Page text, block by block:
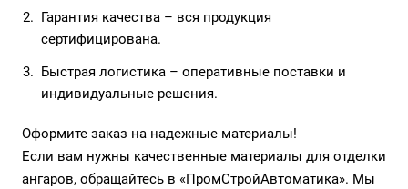
Гарантия качества – вся продукция
сертифицирована.
Быстрая логистика – оперативные поставки и
индивидуальные решения.
Оформите заказ на надежные материалы!
Если вам нужны качественные материалы для отделки
ангаров, обращайтесь в «ПромСтройАвтоматика». Мы